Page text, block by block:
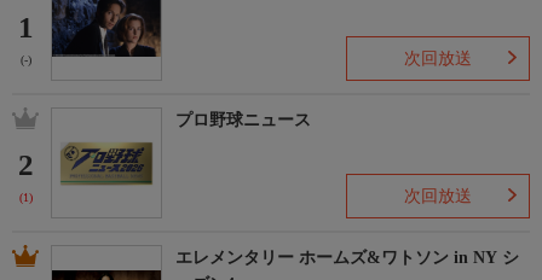
1
(-) 次回放送
2
(1)
プロ野球ニュース
次回放送
エレメンタリー ホームズ&ワトソン in NY シ